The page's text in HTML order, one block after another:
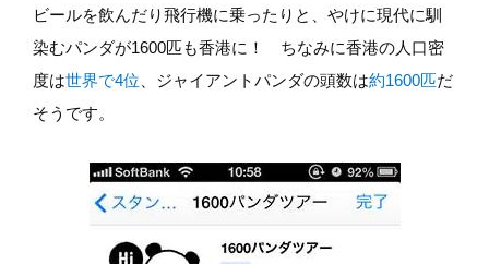
ビールを飲んだり飛行機に乗ったりと、やけに現代に馴
染むパンダが1600匹も香港に！ ちなみに香港の人口密
度は世界で4位 、ジャイアントパンダの頭数は約1600匹だ
そうです。